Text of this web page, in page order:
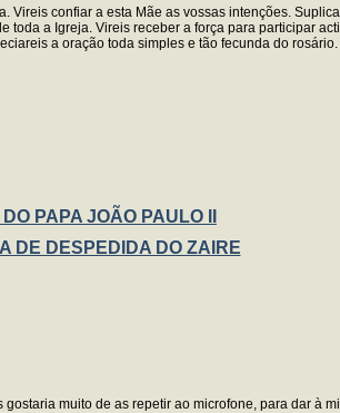
confiar a esta Mãe as vossas intenções.
a Igreja. Vireis receber a força para participar
a oração toda simples e tão fecunda do rosário.
PAPA JOÃO PAULO II
DE DESPEDIDA DO ZAIRE
muito de as repetir ao microfone, para dar à